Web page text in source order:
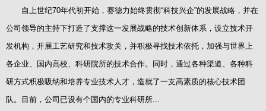
自上世纪70年代初开始，赛德力始终贯彻“科技兴企”的发展战略，并在
公司领导的主持下打造了支撑这一发展战略的技术创新体系，设立技术开
发机构，开展工艺研究和技术攻关，并积极寻找技术依托，加强与世界上
各企业、国内高校、科研院所的技术合作。同时，通过各种渠道、各种科
研方式积极吸纳和培养专业技术人才，造就了一支高素质的核心技术团
队。目前，公司已设有个国内的专业科研所...